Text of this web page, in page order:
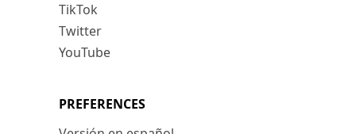
TikTok
Twitter
YouTube
PREFERENCES